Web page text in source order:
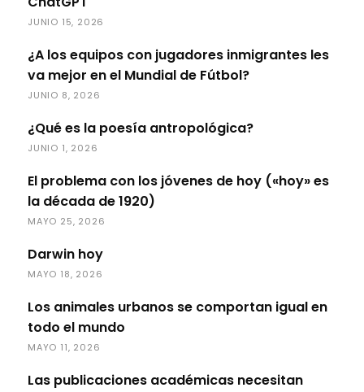
JUNIO 15, 2026
¿A los equipos con jugadores inmigrantes les
va mejor en el Mundial de Fútbol?
JUNIO 8, 2026
¿Qué es la poesía antropológica?
JUNIO 1, 2026
El problema con los jóvenes de hoy («hoy» es
la década de 1920)
MAYO 25, 2026
Darwin hoy
MAYO 18, 2026
Los animales urbanos se comportan igual en
todo el mundo
MAYO 11, 2026
Las publicaciones académicas necesitan